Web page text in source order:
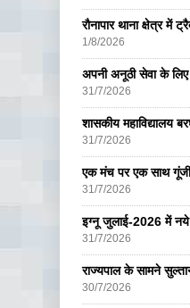
रौनापार थाना क्षेत्र में
1/8/2026
अपनी अनूठी सेवा के लिए
31/7/2026
शासकीय महाविद्यालय
31/7/2026
एक मंच पर एक साथ गूंजीं
31/7/2026
इग्नू जुलाई-2026 में
31/7/2026
राज्यपाल के सामने
30/7/2026